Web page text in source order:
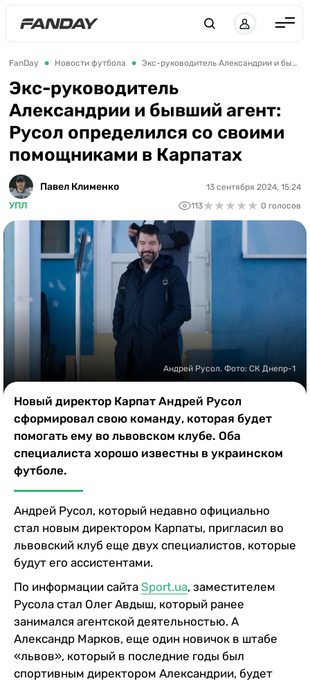
Англия
Испания
Германия
Италия
Франция
Украина
ЛЧ
ЧЕ-2028
Букмекеры
Казино
FanDay Новости футбола Экс-руководитель Александрии и бывший агент: Русол определился со своими помощниками в Карпатах
Экс-руководитель
Александрии и бывший агент:
Русол определился со своими
помощниками в Карпатах
Павел Клименко
УПЛ
13 сентября 2024, 15:24
113★★★★★
★★★★★ 0 голосов
Андрей Русол. Фото: СК Днепр-1
Новый директор Карпат Андрей Русол
сформировал свою команду, которая будет
помогать ему во львовском клубе. Оба
специалиста хорошо известны в украинском
футболе.
Андрей Русол, который недавно официально
стал новым директором Карпаты, пригласил во
львовский клуб еще двух специалистов, которые
будут его ассистентами.
По информации сайта Sport.ua, заместителем
Русола стал Олег Авдыш, который ранее
занимался агентской деятельностью. А
Александр Марков, еще один новичок в штабе
«львов», который в последние годы был
спортивным директором Александрии, будет